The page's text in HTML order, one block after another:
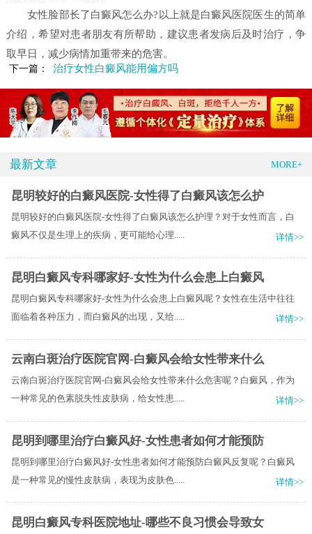
女性脸部长了白癜风怎么办?以上就是白癜风医院医生的简单
介绍，希望对患者朋友有所帮助，建议患者发病后及时治疗，争
取早日，减少病情加重带来的危害。
下一篇： 治疗女性白癜风能用偏方吗
最新文章 MORE+
昆明较好的白癜风医院-女性得了白癜风该怎么护
昆明较好的白癜风医院-女性得了白癜风该怎么护理？对于女性而言，白
癜风不仅是生理上的疾病，更可能给心理.....
详情>>
昆明白癜风专科哪家好-女性为什么会患上白癜风
昆明白癜风专科哪家好-女性为什么会患上白癜风呢？女性在生活中往往
面临着各种压力，而白癜风的出现，又给.....
详情>>
云南白斑治疗医院官网-白癜风会给女性带来什么
云南白斑治疗医院官网-白癜风会给女性带来什么危害呢？白癜风，作为
一种常见的色素脱失性皮肤病，给女性患.....
详情>>
昆明到哪里治疗白癜风好-女性患者如何才能预防
昆明到哪里治疗白癜风好-女性患者如何才能预防白癜风反复呢？白癜风
是一种常见的慢性皮肤病，表现为皮肤色.....
详情>>
昆明白癜风专科医院地址-哪些不良习惯会导致女